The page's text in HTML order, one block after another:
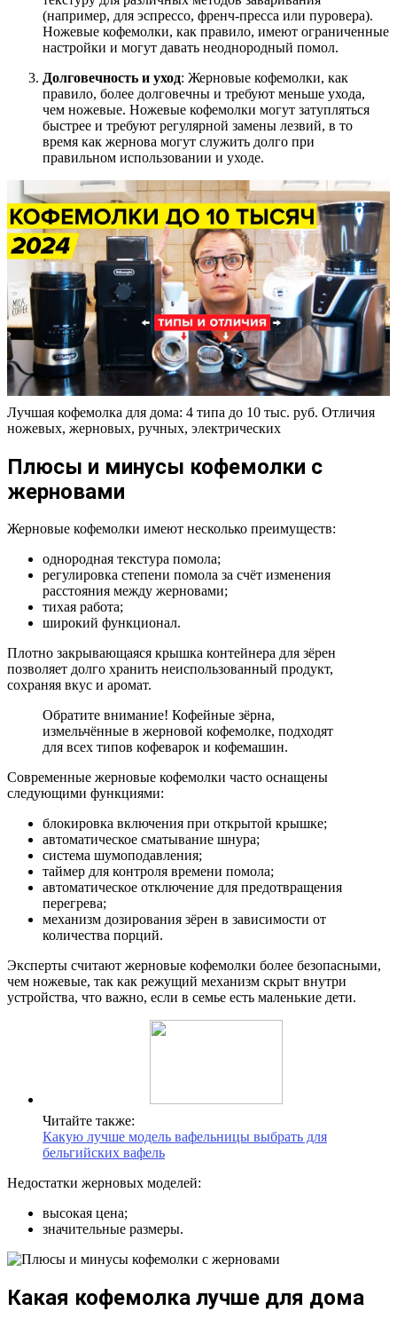
(например, для эспрессо, френч-пресса или пуровера).
Ножевые кофемолки, как правило, имеют ограниченные
настройки и могут давать неоднородный помол.
Долговечность и уход: Жерновые кофемолки, как
правило, более долговечны и требуют меньше ухода,
чем ножевые. Ножевые кофемолки могут затупляться
быстрее и требуют регулярной замены лезвий, в то
время как жернова могут служить долго при
правильном использовании и уходе.
Лучшая кофемолка для дома: 4 типа до 10 тыс. руб. Отличия
ножевых, жерновых, ручных, электрических
Плюсы и минусы кофемолки с
жерновами
Жерновые кофемолки имеют несколько преимуществ:
однородная текстура помола;
регулировка степени помола за счёт изменения
расстояния между жерновами;
тихая работа;
широкий функционал.
Плотно закрывающаяся крышка контейнера для зёрен
позволяет долго хранить неиспользованный продукт,
сохраняя вкус и аромат.
Обратите внимание! Кофейные зёрна,
измельчённые в жерновой кофемолке, подходят
для всех типов кофеварок и кофемашин.
Современные жерновые кофемолки часто оснащены
следующими функциями:
блокировка включения при открытой крышке;
автоматическое сматывание шнура;
система шумоподавления;
таймер для контроля времени помола;
автоматическое отключение для предотвращения
перегрева;
механизм дозирования зёрен в зависимости от
количества порций.
Эксперты считают жерновые кофемолки более безопасными,
чем ножевые, так как режущий механизм скрыт внутри
устройства, что важно, если в семье есть маленькие дети.
Читайте также:
Какую лучше модель вафельницы выбрать для
бельгийских вафель
Недостатки жерновых моделей:
высокая цена;
значительные размеры.
Какая кофемолка лучше для дома